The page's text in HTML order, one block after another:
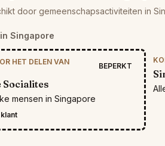
door gemeenschapsactiviteiten in
Singapore
HET DELEN VAN
BEPERKT
Socialites
mensen in Singapore